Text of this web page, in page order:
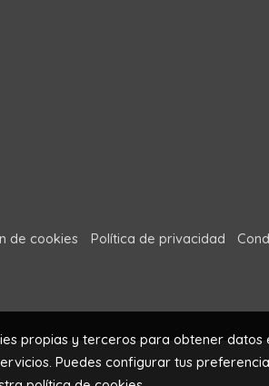
de cookies Política de privacidad
propias y terceros para obtener datos
Puedes configurar tus